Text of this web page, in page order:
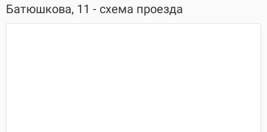
Батюшкова, 11 - схема проезда